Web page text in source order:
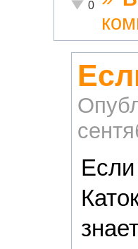
Неадекватно!
0